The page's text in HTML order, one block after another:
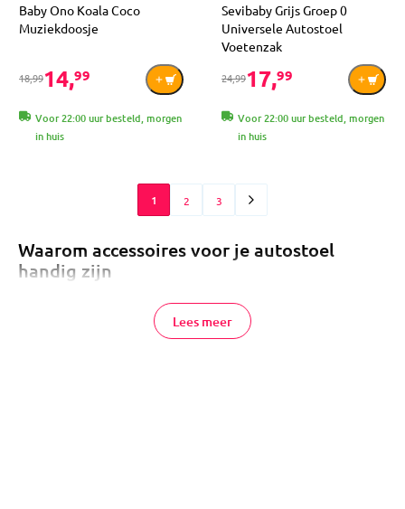
Baby Ono Koala Coco
Muziekdoosje
18,9914,99
Voor 22:00 uur besteld, morgen
in huis
Sevibaby Grijs Groep 0
Universele Autostoel
Voetenzak
24,9917,99
Voor 22:00 uur besteld, morgen
in huis
1 2 3
Waarom accessoires voor je autostoel
handig zijn
Misschien vraag je je af: “Heb ik echt accessoires nodig voor mijn
autostoel?” Een logische vraag! Het antwoord is eigenlijk heel
Lees meer